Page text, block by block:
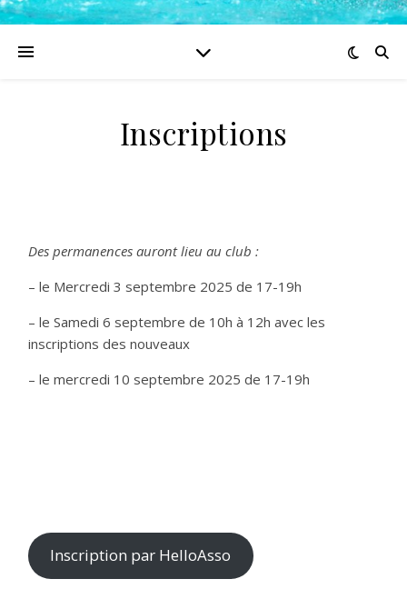
Inscriptions
Des permanences auront lieu au club :
– le Mercredi 3 septembre 2025 de 17-19h
– le Samedi 6 septembre de 10h à 12h avec les
inscriptions des nouveaux
– le mercredi 10 septembre 2025 de 17-19h
Inscription par HelloAsso